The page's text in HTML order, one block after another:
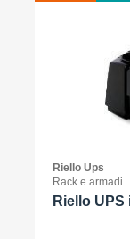
Riello Ups
Rack e armadi
Riello UPS